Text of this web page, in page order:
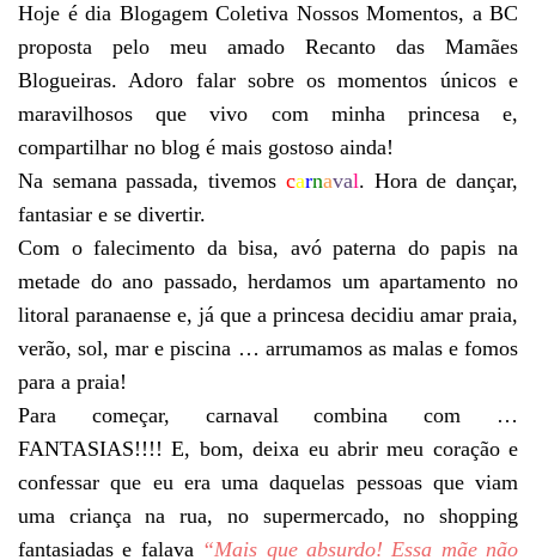
Hoje é dia Blogagem Coletiva Nossos Momentos, a BC
proposta pelo meu amado Recanto das Mamães
Blogueiras. Adoro falar sobre os momentos únicos e
maravilhosos que vivo com minha princesa e,
compartilhar no blog é mais gostoso ainda!
Na semana passada, tivemos carnaval. Hora de dançar,
fantasiar e se divertir.
Com o falecimento da bisa, avó paterna do papis na
metade do ano passado, herdamos um apartamento no
litoral paranaense e, já que a princesa decidiu amar praia,
verão, sol, mar e piscina … arrumamos as malas e fomos
para a praia!
Para começar, carnaval combina com …
FANTASIAS!!!! E, bom, deixa eu abrir meu coração e
confessar que eu era uma daquelas pessoas que viam
uma criança na rua, no supermercado, no shopping
fantasiadas e falava “Mais que absurdo! Essa mãe não